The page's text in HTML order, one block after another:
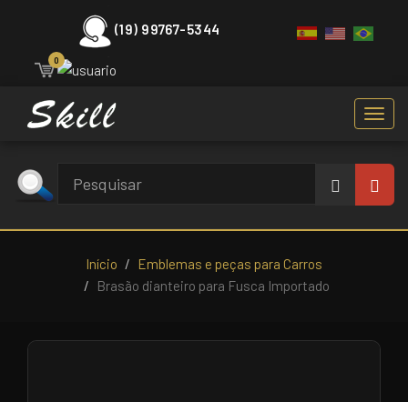
(19) 99767-5344
0
Início
Emblemas e peças para Carros
Brasão dianteiro para Fusca Importado